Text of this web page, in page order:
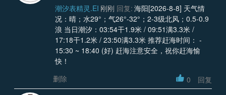
潮汐表精灵.EI 刚刚 回复: 海阳[2026-8-8] 天气情
况：晴；水29°；气26°-32°；2-3级北风；0.5-0.9
浪 当日潮汐：03:54干1.9米 / 09:51满3.3米 /
17:18干1.2米 / 23:50满3.3米 推荐赶海时间： -
15:30 ~ 18:40 (好) 赶海注意安全，祝你赶海愉
快！
删除
0 回复